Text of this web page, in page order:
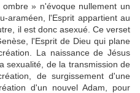
» n'évoque nullement un
araméen, l'Esprit appartient au
il est donc asexué. Ce verset
l'Esprit de Dieu qui plane
La naissance de Jésus
sexualité, de la transmission de
de surgissement d'une
d'un nouvel Adam, pour